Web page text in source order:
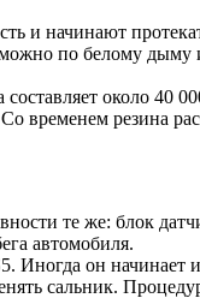
и начинают
по белому
около 40
временем резина
те же: блок
автомобиля.
он начинает
сальник.